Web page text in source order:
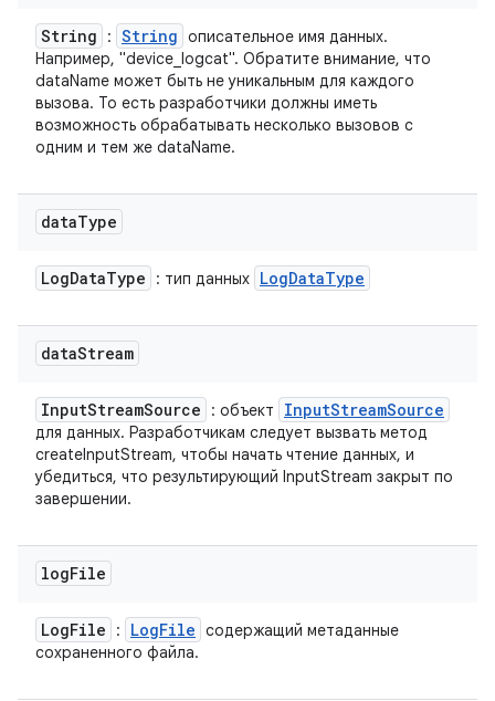
String : String описательное имя данных.
Например, "device_logcat". Обратите внимание, что
dataName может быть не уникальным для каждого
вызова. То есть разработчики должны иметь
возможность обрабатывать несколько вызовов с
одним и тем же dataName.
dataType
LogDataType : тип данных LogDataType
dataStream
InputStreamSource : объект InputStreamSource
для данных. Разработчикам следует вызвать метод
createInputStream, чтобы начать чтение данных, и
убедиться, что результирующий InputStream закрыт по
завершении.
logFile
LogFile : LogFile содержащий метаданные
сохраненного файла.